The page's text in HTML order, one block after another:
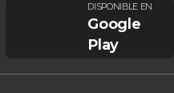
DISPONIBLE EN
Google
Play